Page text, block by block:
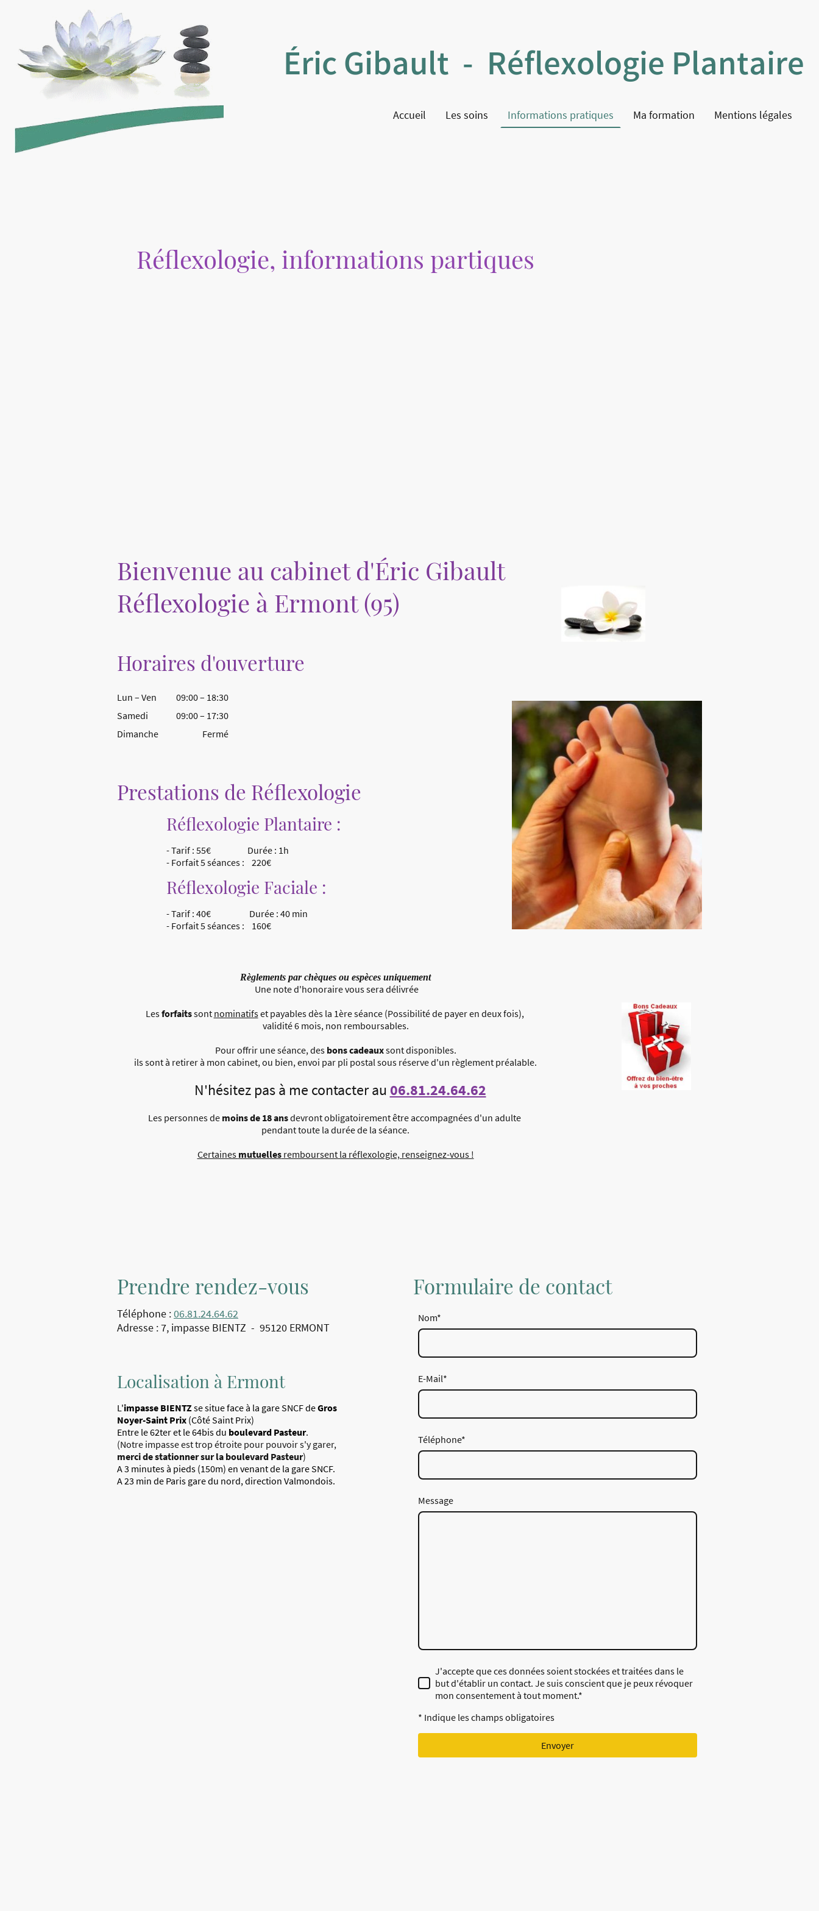
Éric Gibault - Réflexologie Plantaire
Accueil Les soins Informations pratiques Ma formation Mentions légales
Réflexologie, informations partiques
Bienvenue au cabinet d'Éric Gibault
Réflexologie à Ermont (95)
Horaires d'ouverture
Lun – Ven 09:00– 18:30
Samedi
09:00– 17:30
Dimanche
Fermé
Prestations de Réflexologie
Réflexologie Plantaire :
- Tarif : 55€ Durée : 1h
- Forfait 5 séances : 220€
Réflexologie Faciale :
- Tarif : 40€ Durée : 40 min
- Forfait 5 séances : 160€
Règlements par chèques ou espèces uniquement
Une note d'honoraire vous sera délivrée
Lesforfaitssont nominatifset payables dès la 1ère séance (Possibilité de payer en deux fois),
validité 6 mois, non remboursables.
Pour offrir une séance, des bons cadeauxsont disponibles.
ils sont à retirer à mon cabinet, ou bien, envoi par pli postal sous réserve d'un règlement préalable.
N'hésitez pas à me contacter au 06.81.24.64.62
Les personnes de moins de 18 ansdevront obligatoirement être accompagnées d'un adulte
pendant toute la durée de la séance.
Certaines mutuellesremboursent la réflexologie, renseignez-vous !
Prendre rendez-vous
Téléphone :06.81.24.64.62
Adresse : 7, impasse BIENTZ - 95120 ERMONT
Localisation à Ermont
L'impasse BIENTZse situe face à la gare SNCF deGros
Noyer-Saint Prix (Côté Saint Prix)
Entre le 62ter et le 64bis du boulevard Pasteur.
(Notre impasse est trop étroite pour pouvoir s'y garer,
merci de stationner sur la boulevard Pasteur)
A 3 minutes à pieds (150m) en venant de la gare SNCF.
A 23 min de Paris gare du nord, direction Valmondois.
Formulaire de contact
Nom*
E-Mail*
Téléphone*
Message
J'accepte que ces données soient stockées et traitées dans le
but d'établir un contact. Je suis conscient que je peux révoquer
mon consentement à tout moment.*
* Indique les champs obligatoires
Envoyer